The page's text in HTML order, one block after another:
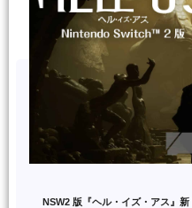
NSW2 版『ヘル・イズ・アス』